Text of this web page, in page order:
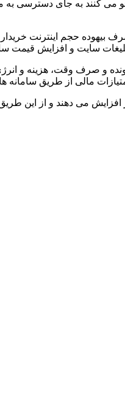
می کنند به جای دسترسی
بیهوده حجم اینترنت
تبلیغات سایت و افزایش
افزایش می دهند و از این